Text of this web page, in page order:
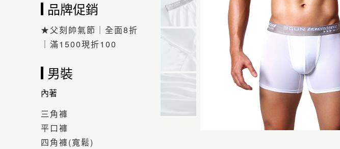
品牌促銷
★父刻帥氣節｜全面8折
｜滿1500現折100
男裝
內著
三角褲
平口褲
四角褲(寬鬆)